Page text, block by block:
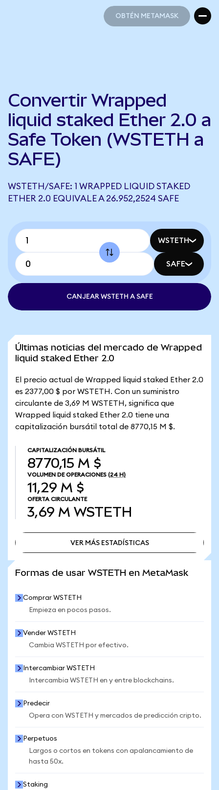
OBTÉN METAMASK
Convertir Wrapped
liquid staked Ether 2.0 a
Safe Token (WSTETH a
SAFE)
WSTETH/SAFE: 1 WRAPPED LIQUID STAKED
ETHER 2.0 EQUIVALE A 26.952,2524 SAFE
WSTETH
SAFE
CANJEAR WSTETH A SAFE
Últimas noticias del mercado de Wrapped
liquid staked Ether 2.0
El precio actual de Wrapped liquid staked Ether 2.0
es 2377,00 $ por WSTETH. Con un suministro
circulante de 3,69 M WSTETH, significa que
Wrapped liquid staked Ether 2.0 tiene una
capitalización bursátil total de 8770,15 M $.
CAPITALIZACIÓN BURSÁTIL
8770,15 M $
VOLUMEN DE OPERACIONES (24 H)
11,29 M $
OFERTA CIRCULANTE
3,69 M WSTETH
VER MÁS ESTADÍSTICAS
Formas de usar WSTETH en MetaMask
Comprar WSTETH
Empieza en pocos pasos.
Vender WSTETH
Cambia WSTETH por efectivo.
Intercambiar WSTETH
Intercambia WSTETH en y entre blockchains.
Predecir
Opera con WSTETH y mercados de predicción cripto.
Perpetuos
Largos o cortos en tokens con apalancamiento de
hasta 50x.
Staking